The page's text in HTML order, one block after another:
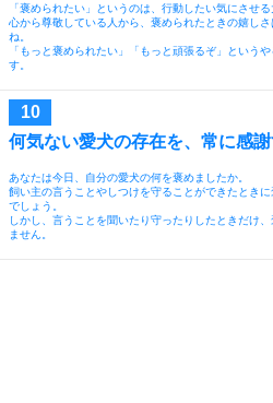
「褒められたい」というのは、行動したい気にさせる
心から尊敬している人から、褒められたときの嬉し
ね。
「もっと褒められたい」「もっと頑張るぞ」という
す。
何気ない愛犬の存在を、常に感謝
あなたは今日、自分の愛犬の何を褒めましたか。
飼い主の言うことやしつけを守ることができたとき
でしょう。
しかし、言うことを聞いたり守ったりしたときだけ
ません。